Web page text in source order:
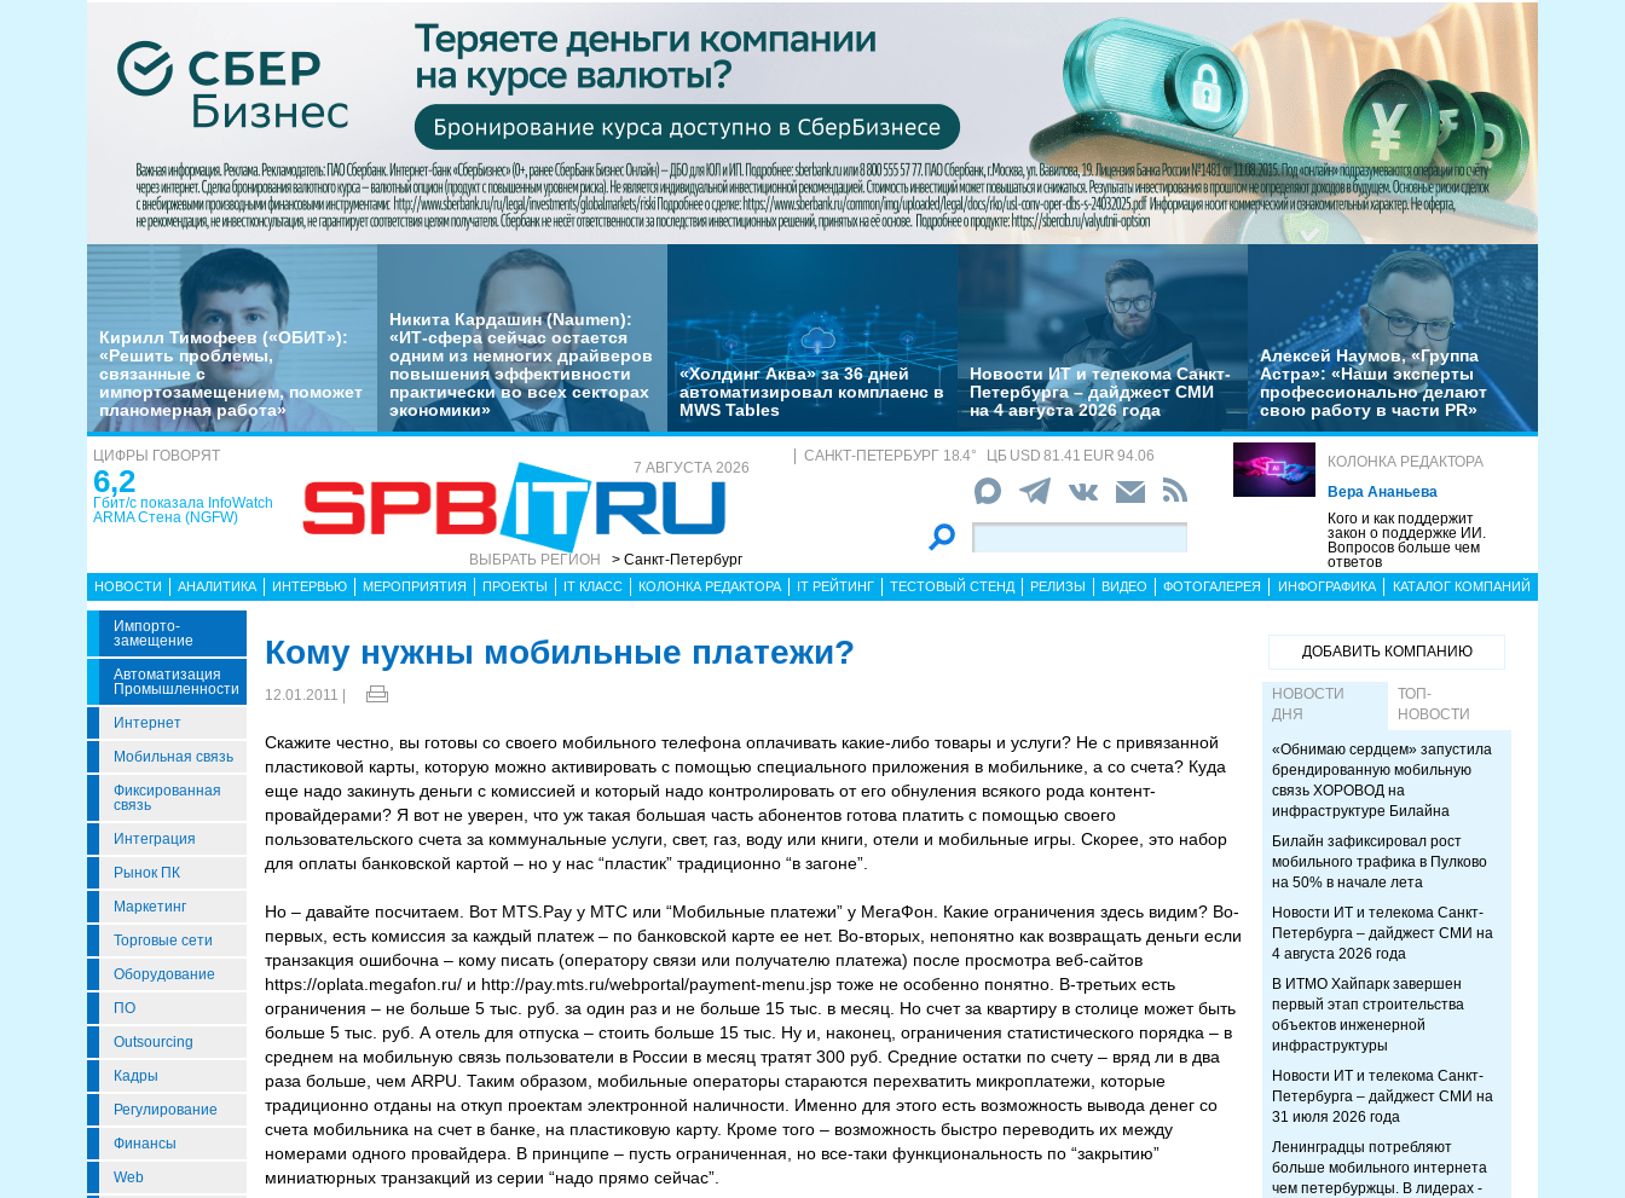
Кирилл Тимофеев («ОБИТ»):
«Решить проблемы,
связанные с
импортозамещением, поможет
планомерная работа»
Никита Кардашин (Naumen):
«ИТ-сфера сейчас остается
одним из немногих драйверов
повышения эффективности
практически во всех секторах
экономики»
«Холдинг Аква» за 36 дней
автоматизировал комплаенс в
MWS Tables
Новости ИТ и телекома Санкт-
Петербурга – дайджест СМИ
на 4 августа 2026 года
Алексей Наумов, «Группа
Астра»: «Наши эксперты
профессионально делают
свою работу в части PR»
ЦИФРЫ ГОВОРЯТ
6,2
Гбит/с показала InfoWatch
ARMA Стена (NGFW)
7 АВГУСТА 2026
ВЫБРАТЬ РЕГИОН > Санкт-Петербург
САНКТ-ПЕТЕРБУРГ 18.4° ЦБ USD 81.41 EUR 94.06
КОЛОНКА РЕДАКТОРА
Вера Ананьева
Кого и как поддержит
закон о поддержке ИИ.
Вопросов больше чем
ответов
НОВОСТИ АНАЛИТИКА ИНТЕРВЬЮ МЕРОПРИЯТИЯ ПРОЕКТЫ IT КЛАСС КОЛОНКА РЕДАКТОРА IT РЕЙТИНГ ТЕСТОВЫЙ СТЕНД РЕЛИЗЫ ВИДЕО ФОТОГАЛЕРЕЯ ИНФОГРАФИКА КАТАЛОГ КОМПАНИЙ
Импорто­
Замещение
Автоматизация
Промышленности
Интернет
Мобильная связь
Фиксированная
связь
Интеграция
Рынок ПК
Маркетинг
Торговые сети
Оборудование
ПО
Outsourcing
Кадры
Регулирование
Финансы
Web
Кому нужны мобильные платежи?
12.01.2011 |
Скажите честно, вы готовы со своего мобильного телефона оплачивать какие-либо товары и услуги? Не с привязанной
пластиковой карты, которую можно активировать с помощью специального приложения в мобильнике, а со счета? Куда
еще надо закинуть деньги с комиссией и который надо контролировать от его обнуления всякого рода контент-
провайдерами? Я вот не уверен, что уж такая большая часть абонентов готова платить с помощью своего
пользовательского счета за коммунальные услуги, свет, газ, воду или книги, отели и мобильные игры. Скорее, это набор
для оплаты банковской картой – но у нас “пластик” традиционно “в загоне”.
Но – давайте посчитаем. Вот MTS.Pay у МТС или “Мобильные платежи” у МегаФон. Какие ограничения здесь видим? Во-
первых, есть комиссия за каждый платеж – по банковской карте ее нет. Во-вторых, непонятно как возвращать деньги если
транзакция ошибочна – кому писать (оператору связи или получателю платежа) после просмотра веб-сайтов
https://oplata.megafon.ru/ и http://pay.mts.ru/webportal/payment-menu.jsp тоже не особенно понятно. В-третьих есть
ограничения – не больше 5 тыс. руб. за один раз и не больше 15 тыс. в месяц. Но счет за квартиру в столице может быть
больше 5 тыс. руб. А отель для отпуска – стоить больше 15 тыс. Ну и, наконец, ограничения статистического порядка – в
среднем на мобильную связь пользователи в России в месяц тратят 300 руб. Средние остатки по счету – вряд ли в два
раза больше, чем ARPU. Таким образом, мобильные операторы стараются перехватить микроплатежи, которые
традиционно отданы на откуп проектам электронной наличности. Именно для этого есть возможность вывода денег со
счета мобильника на счет в банке, на пластиковую карту. Кроме того – возможность быстро переводить их между
номерами одного провайдера. В принципе – пусть ограниченная, но все-таки функциональность по “закрытию”
миниатюрных транзакций из серии “надо прямо сейчас”.
ДОБАВИТЬ КОМПАНИЮ
НОВОСТИ
ДНЯ
ТОП-
НОВОСТИ
«Обнимаю сердцем» запустила
брендированную мобильную
связь ХОРОВОД на
инфраструктуре Билайна
Билайн зафиксировал рост
мобильного трафика в Пулково
на 50% в начале лета
Новости ИТ и телекома Санкт-
Петербурга – дайджест СМИ на
4 августа 2026 года
В ИТМО Хайпарк завершен
первый этап строительства
объектов инженерной
инфраструктуры
Новости ИТ и телекома Санкт-
Петербурга – дайджест СМИ на
31 июля 2026 года
Ленинградцы потребляют
больше мобильного интернета
чем петербуржцы. В лидерах -